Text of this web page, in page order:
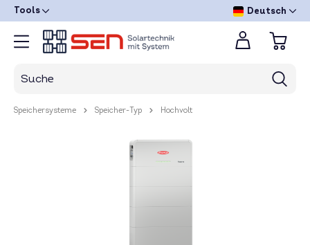
Tools Deutsch
Speichersysteme Speicher-Typ Hochvolt